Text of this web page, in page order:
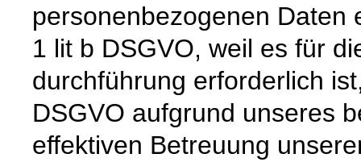
personenbezogenen Daten
1 lit b DSGVO, weil es für
durchführung erforderlich
DSGVO aufgrund unseres
effektiven Betreuung